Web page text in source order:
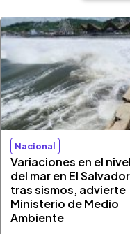
Nacional
Variaciones en el nivel
del mar en El Salvador
tras sismos, advierte
Ministerio de Medio
Ambiente